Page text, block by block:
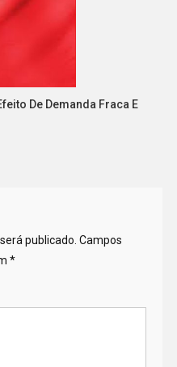
De Demanda Fraca E
publicado. Campos
*